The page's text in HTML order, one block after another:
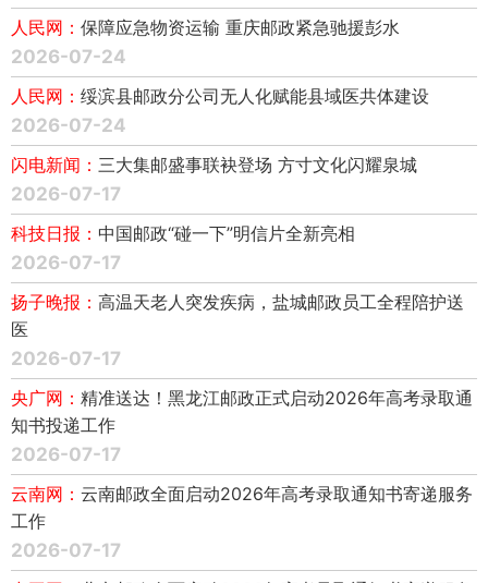
人民网： 保障应急物资运输 重庆邮政紧急驰援彭水
2026-07-24
人民网： 绥滨县邮政分公司无人化赋能县域医共体建设
2026-07-24
闪电新闻： 三大集邮盛事联袂登场 方寸文化闪耀泉城
2026-07-17
科技日报： 中国邮政“碰一下”明信片全新亮相
2026-07-17
扬子晚报： 高温天老人突发疾病，盐城邮政员工全程陪护送
医
2026-07-17
央广网： 精准送达！黑龙江邮政正式启动2026年高考录取通
知书投递工作
2026-07-17
云南网： 云南邮政全面启动2026年高考录取通知书寄递服务
工作
2026-07-17